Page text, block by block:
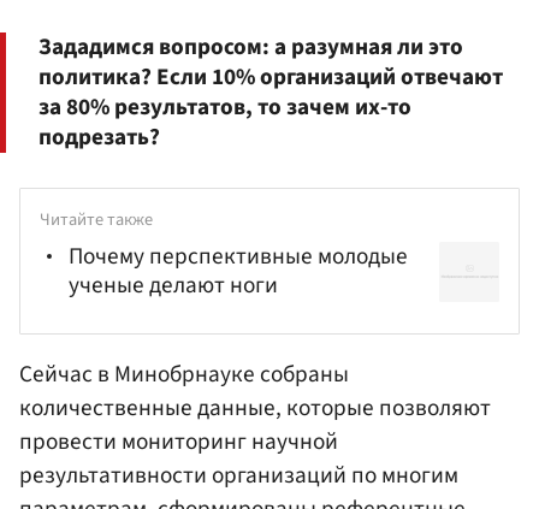
Зададимся вопросом: а разумная ли это
политика? Если 10% организаций отвечают
за 80% результатов, то зачем их-то
подрезать?
Читайте также
Почему перспективные молодые
ученые делают ноги
Сейчас в Минобрнауке собраны
количественные данные, которые позволяют
провести мониторинг научной
результативности организаций по многим